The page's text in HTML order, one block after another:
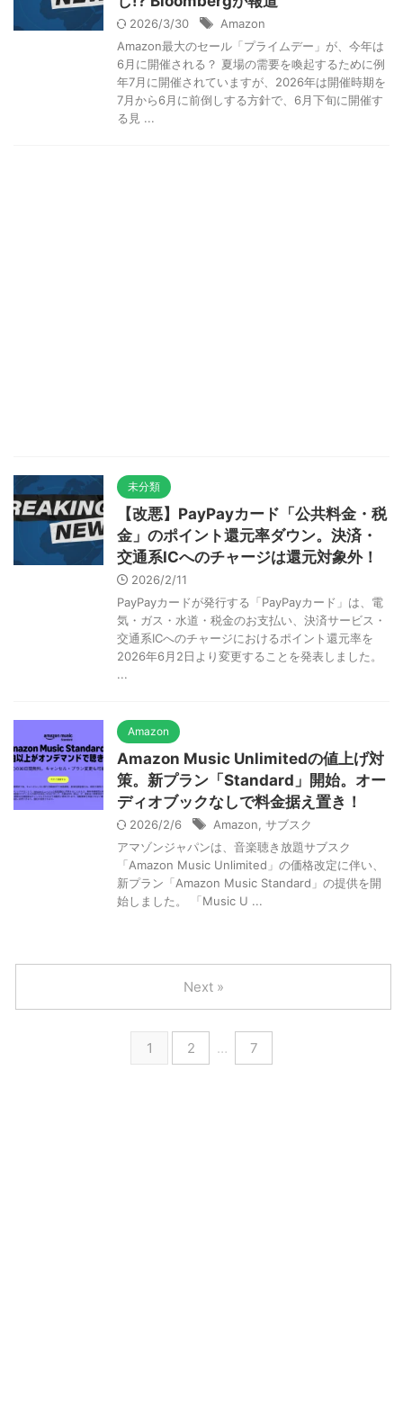
2026/3/30
Amazon
Amazon最大のセール「プライムデー」が、今年は
6月に開催される？ 夏場の需要を喚起するために例
年7月に開催されていますが、2026年は開催時期を
7月から6月に前倒しする方針で、6月下旬に開催す
る見 ...
未分類
【改悪】PayPayカード「公共料金・税
金」のポイント還元率ダウン。決済・
交通系ICへのチャージは還元対象外！
2026/2/11
PayPayカードが発行する「PayPayカード」は、電
気・ガス・水道・税金のお支払い、決済サービス・
交通系ICへのチャージにおけるポイント還元率を
2026年6月2日より変更することを発表しました。
...
Amazon
Amazon Music Unlimitedの値上げ対
策。新プラン「Standard」開始。オー
ディオブックなしで料金据え置き！
2026/2/6 Amazon サブスク
アマゾンジャパンは、音楽聴き放題サブスク
「Amazon Music Unlimited」の価格改定に伴い、
新プラン「Amazon Music Standard」の提供を開
始しました。 「Music U ...
1 2 … 7
Next »